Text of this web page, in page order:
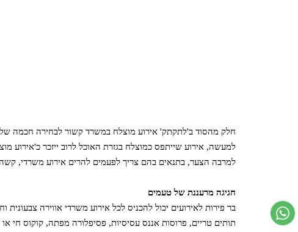
חלק מהסוד ב'לתקתק' אירוע מוצלח במשרד קשור לבחירה חכמה של
למעשה, אירוע שייתפס כמוצלח בגזרת האוכל לרוב ייזכר כ'אירוע
למרבה הצער, בתנאים בהם צריך לפעמים להרים אירוע משרדי,
חגיגה מרעננת של טעמים
בר פירות לאירועים יכול להכניס לכל אירוע משרדי אווירה צבעונית
תותים טריים, פרוסות אננס עסיסיות, פסיפלורה מפתה, קוקוס חי או